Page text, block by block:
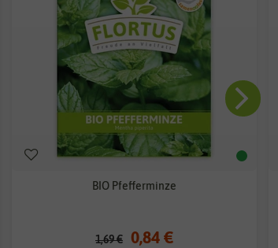
BIO Pfefferminze
1,69 € 0,84 €